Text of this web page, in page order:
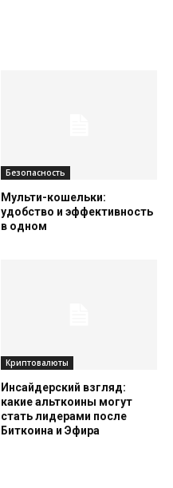
Безопасность
Мульти-кошельки:
удобство и эффективность
в одном
Криптовалюты
Инсайдерский взгляд:
какие альткоины могут
стать лидерами после
Биткоина и Эфира